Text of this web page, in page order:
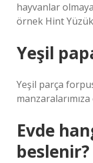
hayvanlar
örnek Hint Yüzük
Yeşil
Yeşil parça
Evde
beslenir?